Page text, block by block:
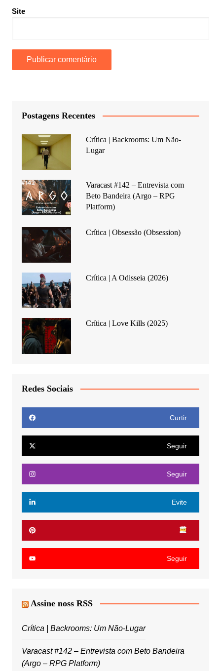
Site
Postagens Recentes
Crítica | Backrooms: Um Não-
Lugar
Varacast #142 – Entrevista com
Beto Bandeira (Argo – RPG
Platform)
Crítica | Obsessão (Obsession)
Crítica | A Odisseia (2026)
Crítica | Love Kills (2025)
Redes Sociais
Curtir
Seguir
Seguir
Evite
Seguir
Assine noss RSS
Crítica | Backrooms: Um Não-Lugar
Varacast #142 – Entrevista com Beto Bandeira
(Argo – RPG Platform)